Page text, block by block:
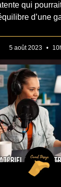
qui
d’une
5 août 2023